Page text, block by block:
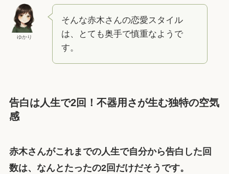
ゆかり
そんな赤木さんの恋愛スタイル
は、とても奥手で慎重なようで
す。
告白は人生で2回！不器用さが生む独特の空気
感
赤木さんがこれまでの人生で自分から告白した回
数は、なんとたったの2回だけだそうです。